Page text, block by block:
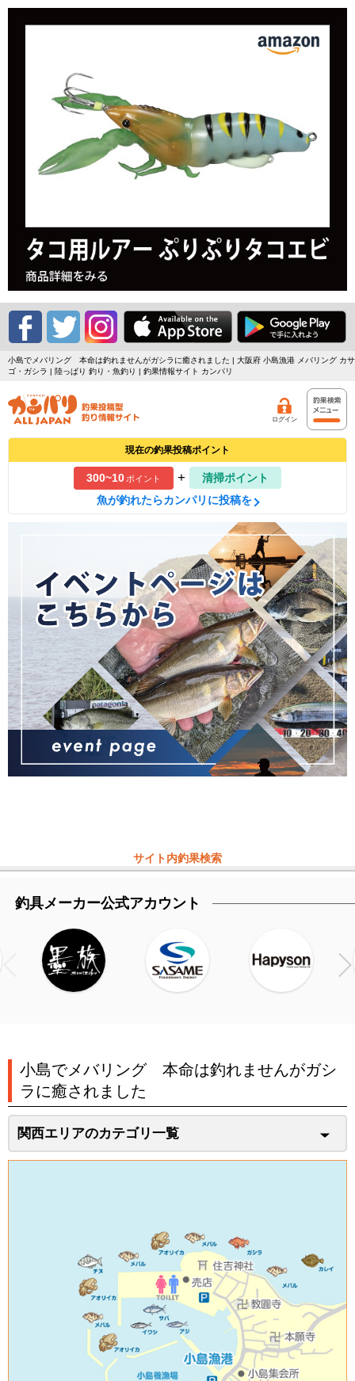
小島でメバリング 本命は釣れませんがガシラに癒されました | 大阪府 小島漁港 メバリング カサ
ゴ・ガシラ | 陸っぱり 釣り・魚釣り | 釣果情報サイト カンパリ
ログイン
現在の釣果投稿ポイント
300~10ポイント +
清掃ポイント
魚が釣れたらカンパリに投稿を
サイト内釣果検索
釣具メーカー公式アカウント
小島でメバリング 本命は釣れませんがガシ
ラに癒されました
関西エリアのカテゴリ一覧